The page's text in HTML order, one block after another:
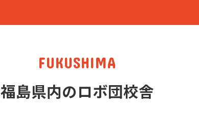
FUKUSHIMA
福島県内のロボ団校舎